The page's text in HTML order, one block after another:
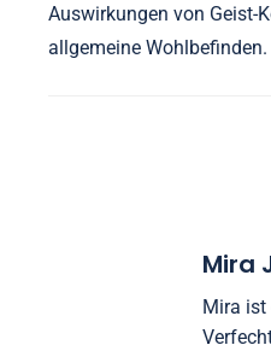
Auswirkungen von Geist-
allgemeine Wohlbefinden.
Mira
Mira ist